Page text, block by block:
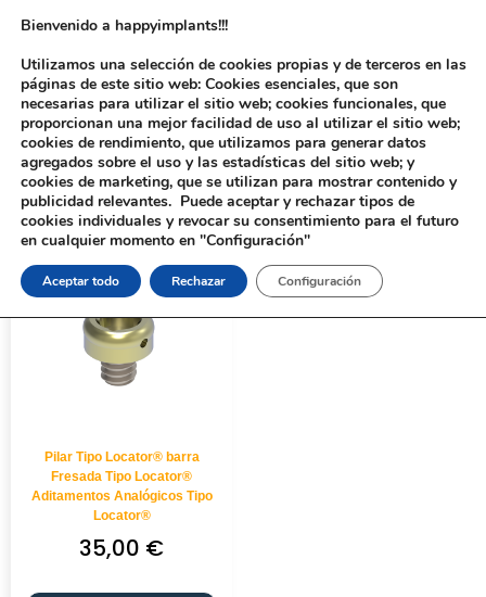
Inicio/ Productos etiquetados “8117”
Pilar Tipo Locator® barra
Fresada Tipo Locator®
Aditamentos Analógicos Tipo
Locator®
35,00 €
Bienvenido a happyimplants!!!
Utilizamos una selección de cookies propias y de terceros en las
páginas de este sitio web: Cookies esenciales, que son
necesarias para utilizar el sitio web; cookies funcionales, que
proporcionan una mejor facilidad de uso al utilizar el sitio web;
cookies de rendimiento, que utilizamos para generar datos
agregados sobre el uso y las estadísticas del sitio web; y
cookies de marketing, que se utilizan para mostrar contenido y
publicidad relevantes. Puede aceptar y rechazar tipos de
cookies individuales y revocar su consentimiento para el futuro
en cualquier momento en "Configuración"
Aceptar todo Rechazar Configuración